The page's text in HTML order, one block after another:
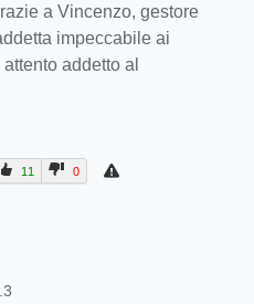
a Vincenzo, gestore
impeccabile ai
addetto al
11 0